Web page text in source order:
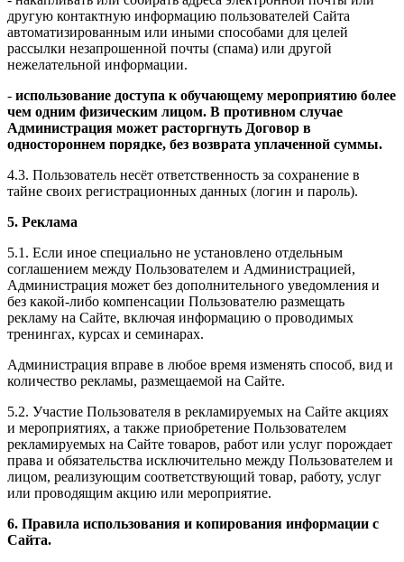
другую контактную информацию пользователей Сайта
автоматизированным или иными способами для целей
рассылки незапрошенной почты (спама) или другой
нежелательной информации.
- использование доступа к обучающему мероприятию более
чем одним физическим лицом. В противном случае
Администрация может расторгнуть Договор в
одностороннем порядке, без возврата уплаченной суммы.
4.3. Пользователь несёт ответственность за сохранение в
тайне своих регистрационных данных (логин и пароль).
5. Реклама
5.1. Если иное специально не установлено отдельным
соглашением между Пользователем и Администрацией,
Администрация может без дополнительного уведомления и
без какой-либо компенсации Пользователю размещать
рекламу на Сайте, включая информацию о проводимых
тренингах, курсах и семинарах.
Администрация вправе в любое время изменять способ, вид и
количество рекламы, размещаемой на Сайте.
5.2. Участие Пользователя в рекламируемых на Сайте акциях
и мероприятиях, а также приобретение Пользователем
рекламируемых на Сайте товаров, работ или услуг порождает
права и обязательства исключительно между Пользователем и
лицом, реализующим соответствующий товар, работу, услуг
или проводящим акцию или мероприятие.
6. Правила использования и копирования информации с
Сайта.